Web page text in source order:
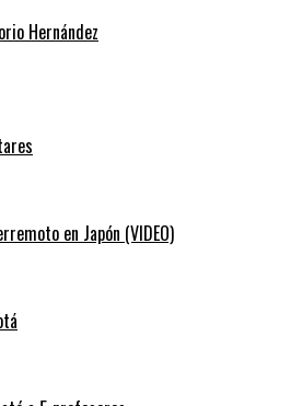
Hernández
en Japón (VIDEO)